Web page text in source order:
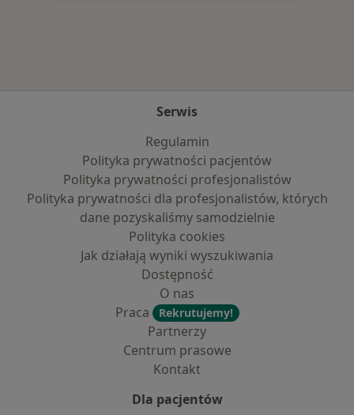
Serwis
Regulamin
Polityka prywatności pacjentów
Polityka prywatności profesjonalistów
Polityka prywatności dla profesjonalistów, których
dane pozyskaliśmy samodzielnie
Polityka cookies
Jak działają wyniki wyszukiwania
Dostępność
O nas
Praca
Rekrutujemy!
Partnerzy
Centrum prasowe
Kontakt
Dla pacjentów